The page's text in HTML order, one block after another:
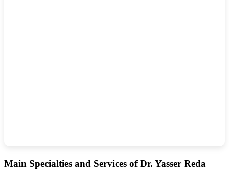
Main Specialties and Services of Dr. Yasser Reda